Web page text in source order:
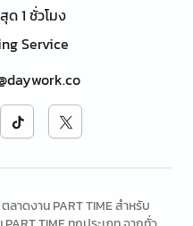
ด 1 ชั่วโมง
Service
าดงาน PART TIME สำหรับ